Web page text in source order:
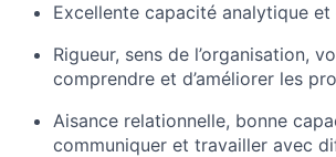
Excellente capacité analytique et
Rigueur, sens de l’organisation,
comprendre et d’améliorer les
Aisance relationnelle, bonne
communiquer et travailler avec